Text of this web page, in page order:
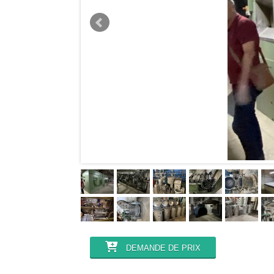
DEMANDE DE PRIX